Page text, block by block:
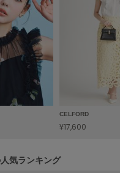
CELFORD
¥17,600
気ランキング